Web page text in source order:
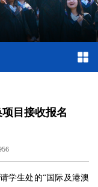
目接收报名
学生处的“国际及港澳